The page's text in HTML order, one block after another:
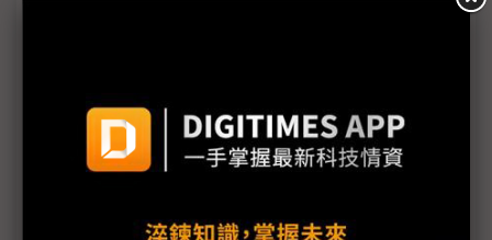
「代理AI取代中階白領？」專訪洛克威爾大中華區
CEO談台廠全球化布局挑戰
觀察：川習北京會晤前瞻 台灣供應鏈位處心臟地帶